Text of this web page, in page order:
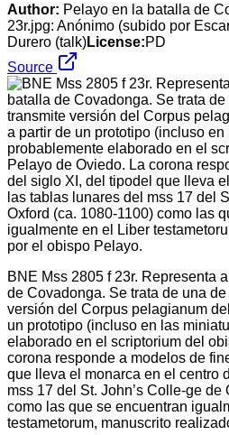
Author: Pelayo en la batalla de
23r.jpg: Anónimo (subido por
Durero (talk)License:PD
Source
BNE Mss 2805 f 23r. Representa
de Covadonga. Se trata de una
versión del Corpus pelagianum
un prototipo (incluso en las
elaborado en el scriptorium del
corona responde a modelos de
que lleva el monarca en el centro
mss 17 del St. John’s Colle-ge de
como las que se encuentran
testametorum, manuscrito